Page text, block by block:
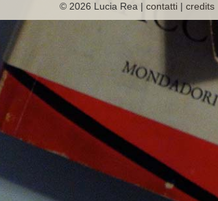
© 2026 Lucia Rea | contatti | credits